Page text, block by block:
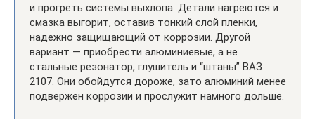
и прогреть системы выхлопа. Детали нагреются и
смазка выгорит, оставив тонкий слой пленки,
надежно защищающий от коррозии. Другой
вариант — приобрести алюминиевые, а не
стальные резонатор, глушитель и “штаны” ВАЗ
2107. Они обойдутся дороже, зато алюминий менее
подвержен коррозии и прослужит намного дольше.